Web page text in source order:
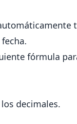
fórmula
decimales.